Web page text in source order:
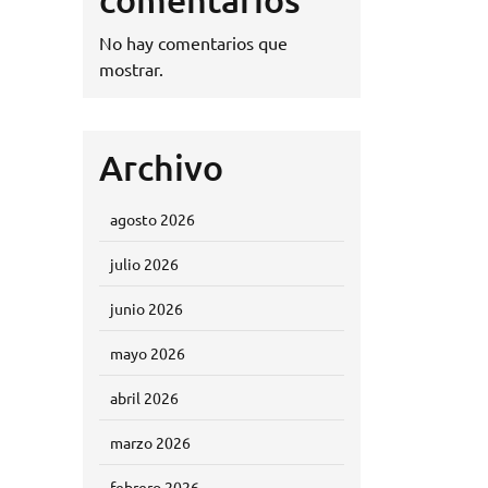
No hay comentarios que
mostrar.
Archivo
agosto 2026
julio 2026
junio 2026
mayo 2026
abril 2026
marzo 2026